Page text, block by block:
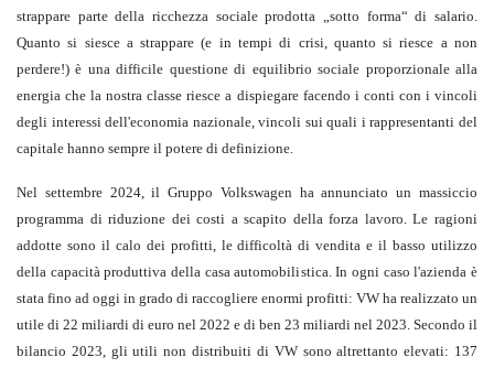
strappare parte della ricchezza sociale prodotta „sotto forma“ di salario.
Quanto si siesce a strappare (e in tempi di crisi, quanto si riesce a non
perdere!) è una difficile questione di equilibrio sociale proporzionale alla
energia che la nostra classe riesce a dispiegare facendo i conti con i vincoli
degli interessi dell'economia nazionale, vincoli sui quali i rappresentanti del
capitale hanno sempre il potere di definizione.
Nel settembre 2024, il Gruppo Volkswagen ha annunciato un massiccio
programma di riduzione dei costi a scapito della forza lavoro. Le ragioni
addotte sono il calo dei profitti, le difficoltà di vendita e il basso utilizzo
della capacità produttiva della casa automobilistica. In ogni caso l'azienda è
stata fino ad oggi in grado di raccogliere enormi profitti: VW ha realizzato un
utile di 22 miliardi di euro nel 2022 e di ben 23 miliardi nel 2023. Secondo il
bilancio 2023, gli utili non distribuiti di VW sono altrettanto elevati: 137